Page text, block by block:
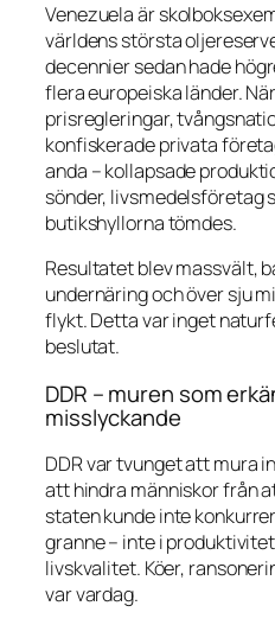
Venezuela är
världens största
decennier sedan hade
flera europeiska länder.
prisregleringar,
konfiskerade privata
anda – kollapsade
sönder, livsmedelsföretag
butikshyllorna tömdes.
Resultatet blev massvält,
undernäring och över sju
flykt. Detta var inget
beslutat.
DDR – muren som
misslyckande
DDR var tvunget att mura
att hindra människor från
staten kunde inte
granne – inte i
livskvalitet. Köer,
var vardag.